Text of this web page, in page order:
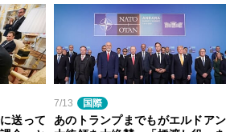
送って
7/13 国際
あのトランプまでもがエルドアン